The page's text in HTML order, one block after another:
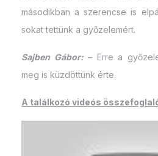
másodikban a szerencse is
sokat tettünk a győzelemért.
Sajben Gábor:– Erre a
meg is küzdöttünk érte.
A találkozó videós